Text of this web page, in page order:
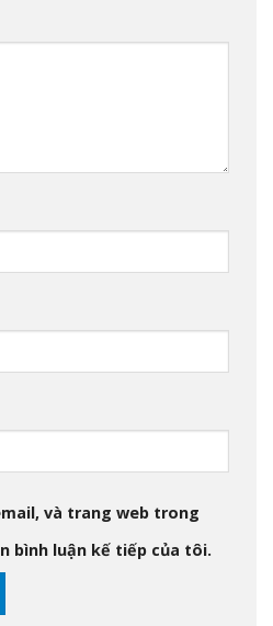
và trang web trong
bình luận kế tiếp của tôi.